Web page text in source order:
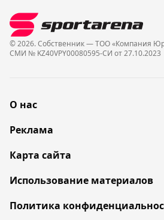
© 2026. Собственник — ТОО «Компания
СМИ № KZ40VPY00080595-СИ от 27.10.2023
О нас
Реклама
Карта сайта
Использование материалов
Политика